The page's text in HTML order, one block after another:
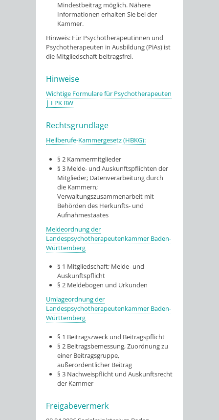
Mindestbeitrag möglich. Nähere
Informationen erhalten Sie bei der
Kammer.
Hinweis: Für Psychotherapeutinnen und
Psychotherapeuten in Ausbildung (PiAs) ist
die Mitgliedschaft beitragsfrei.
Hinweise
Wichtige Formulare für Psychotherapeuten
| LPK BW
Rechtsgrundlage
Heilberufe-Kammergesetz (HBKG):
§ 2 Kammermitglieder
§ 3 Melde- und Auskunftspflichten der
Mitglieder; Datenverarbeitung durch
die Kammern;
Verwaltungszusammenarbeit mit
Behörden des Herkunfts- und
Aufnahmestaates
Meldeordnung der
Landespsychotherapeutenkammer Baden-
Württemberg
§ 1 Mitgliedschaft; Melde- und
Auskunftspflicht
§ 2 Meldebogen und Urkunden
Umlageordnung der
Landespsychotherapeutenkammer Baden-
Württemberg
§ 1 Beitragszweck und Beitragspflicht
§ 2 Beitragsbemessung, Zuordnung zu
einer Beitragsgruppe,
außerordentlicher Beitrag
§ 3 Nachweispflicht und Auskunftsrecht
der Kammer
Freigabevermerk